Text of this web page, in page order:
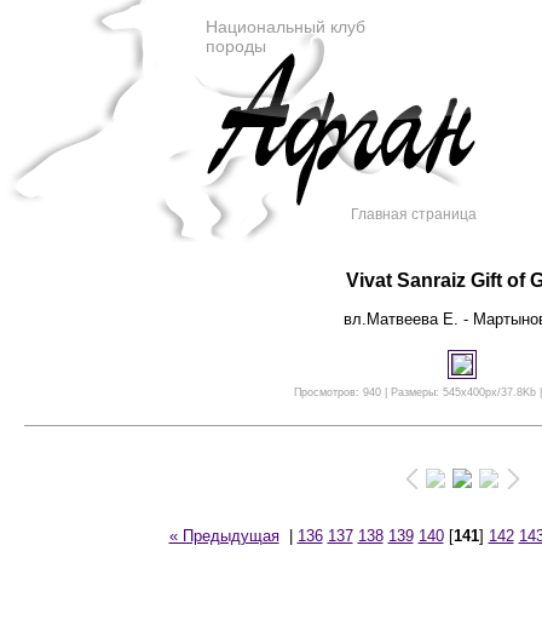
Национальный клуб
породы
Главная страница
Vivat Sanraiz Gift of
вл.Матвеева Е. -
Просмотров: 940 | Размеры: 545x400px/37.8Kb
« Предыдущая| 136 137 138 139 140[141] 142